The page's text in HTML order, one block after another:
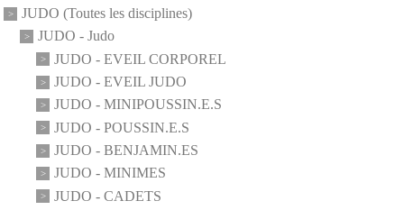
JUDO (Toutes les disciplines)
JUDO - Judo
JUDO - EVEIL CORPOREL
JUDO - EVEIL JUDO
JUDO - MINIPOUSSIN.E.S
JUDO - POUSSIN.E.S
JUDO - BENJAMIN.ES
JUDO - MINIMES
JUDO - CADETS